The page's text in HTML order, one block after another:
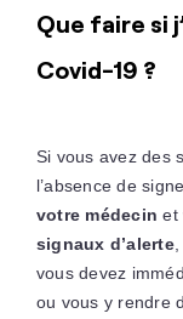
Que faire si
Covid-19 ?
Si vous avez des
l’absence de
votre médecin et
signaux d’alerte,
vous devez
ou vous y rendre